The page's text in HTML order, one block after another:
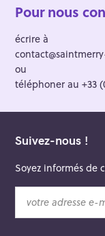
Pour nous
écrire à
ou
téléphoner au +33
Suivez-nous !
Soyez informés de